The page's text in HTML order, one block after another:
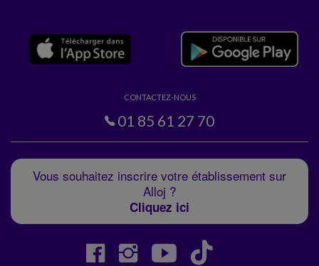
CONTACTEZ-NOUS
01 85 61 27 70
Vous souhaitez inscrire votre établissement sur
Alloj ?
Cliquez ici